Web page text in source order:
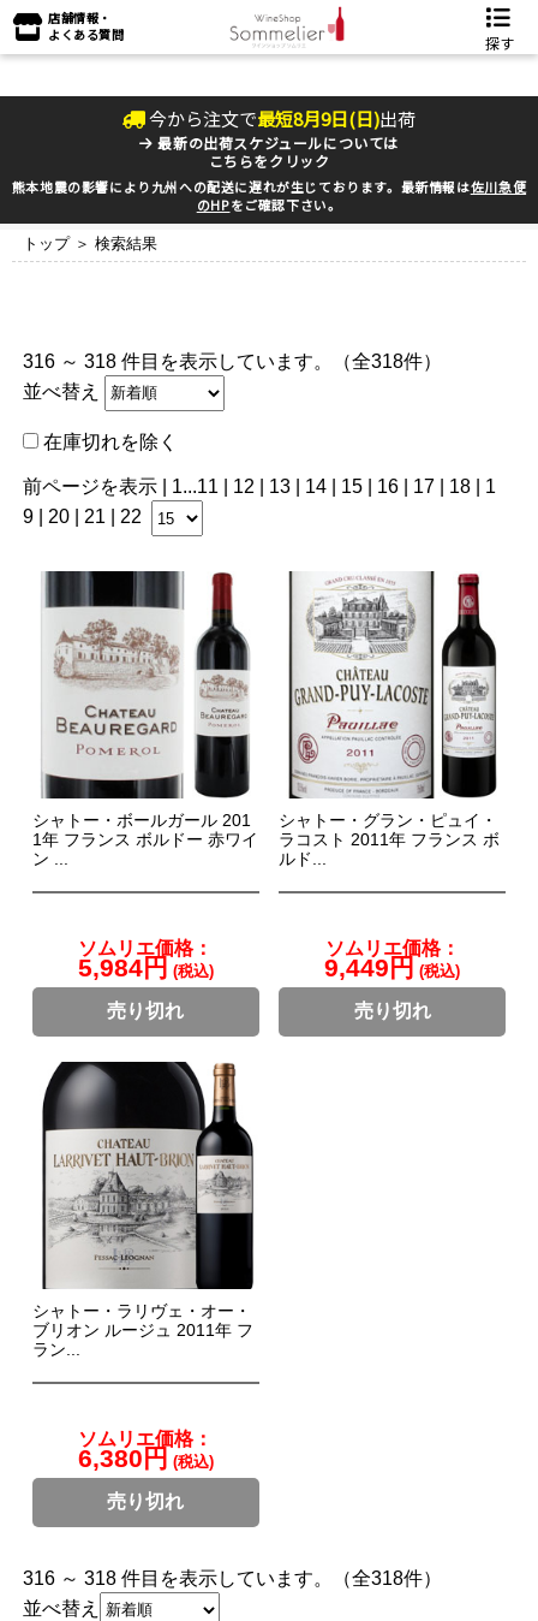
店舗情報・
よくある質問
探す
今から注文で最短8月9日(日)出荷
最新の出荷スケジュールについては
こちらをクリック
熊本地震の影響により九州への配送に遅れが生じております。最新情報は佐川急便
のHPをご確認下さい。
トップ ＞ 検索結果
316 ～ 318 件目を表示しています。（全318件）
並べ替え
在庫切れを除く
前ページを表示| 1...11| 12| 13| 14| 15| 16| 17 18| 1
9| 20| 21| 22
シャトー・ボールガール 201
1年 フランス ボルドー 赤ワイ
ン ...
ソムリエ価格：
5,984円 (税込)
売り切れ
シャトー・グラン・ピュイ・
ラコスト 2011年 フランス ボ
ルド...
ソムリエ価格：
9,449円 (税込)
売り切れ
シャトー・ラリヴェ・オー・
ブリオン ルージュ 2011年 フ
ラン...
ソムリエ価格：
6,380円 (税込)
売り切れ
316 ～ 318 件目を表示しています。（全318件）
並べ替え